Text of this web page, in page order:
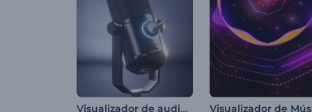
Visualizador de audio de Podcast